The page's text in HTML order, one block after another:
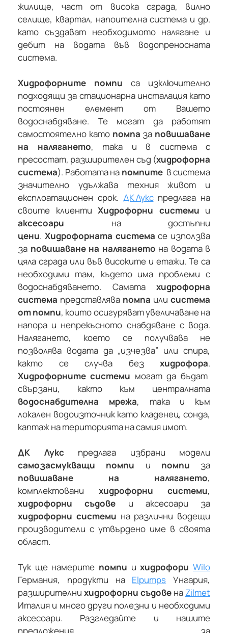
жилище, част от висока сграда, вилно
селище, квартал, напоителна система и др.
като създават необходимото налягане и
дебит на водата във водопреносната
система.
Хидрофорните помпи са изключително
подходящи за стационарна инсталация като
постоянен елемент от Вашето
водоснабдяване. Те могат да работят
самостоятелно като помпа за повишаване
на налягането, така и в система с
пресостат, разширителен съд (хидрофорна
система). Работата на помпитев система
значително удължава техния живот и
експлоатационен срок. ДК Лукспредлага на
своите клиенти Хидрофорни системи и
аксесоари на достъпни
цени. Хидрофорната системасе използва
за повишаване на налягането на водата в
цяла сграда или във високите и етажи. Те са
необходими там, където има проблеми с
водоснабдяването. Самата хидрофорна
система представлява помпа или система
от помпи, които осигуряват увеличаване на
напора и непрекъсното снабдяване с вода.
Налягането, което се получвава не
позволява водата да „изчезва” или спира,
както се случва безхидрофора.
Хидрофорните системи могат да бъдат
свързани, както към централната
водоснабдителна мрежа, така и към
локален водоизточник като кладенец, сонда,
каптаж на територията на самия имот.
ДК Лукс предлага избрани модели
самозасмукващи помпи и помпи за
повишаване на налягането,
комплектовани хидрофорни системи,
хидрофорни съдове и аксесоари за
хидрофорни системи на различни водещи
производители с утвърдено име в своята
област.
Тук ще намерите помпи ихидрофориWilo
Германия, продукти на Elpumps Унгария,
разширителни хидрофорни съдове на Zilmet
Италия и много други полезни и необходими
аксесоари. Разгледайте и нашите